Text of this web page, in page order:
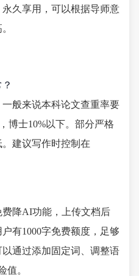
久享用，可以根据导师意
般来说本科论文查重率要
博士10%以下。部分严格
建议写作时控制在
降AI功能，上传文档后
有1000字免费额度，足够
通过添加固定词、调整语
值。